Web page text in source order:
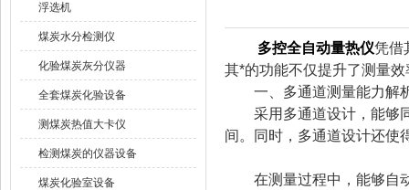
浮选机
煤炭水分检测仪
化验煤炭灰分仪器
全套煤炭化验设备
测煤炭热值大卡仪
检测煤炭的仪器设备
煤炭化验室设备
多控全自动量热仪凭借
其*的功能不仅提升了测量
一、多通道测量能力解
采用多通道设计，能够同
间。同时，多通道设计还使
在测量过程中，能够自动